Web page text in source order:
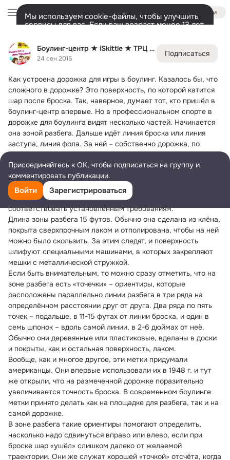
Боулинг-центр ★ iSkittle ★ ТРЦ "Малина"
24 сен 2015
Подписаться
Как устроена дорожка для игры в боулинг. Казалось бы, что
сложного в дорожке? Это поверхность, по которой катится
шар после броска. Так, наверное, думает тот, кто пришёл в
боулинг-центр впервые. Но в профессиональном спорте в
дорожке для боулинга видят несколько частей. Начинается
она зоной разбега. Дальше идёт линия броска или линия
заступа, линия фола. За ней – собственно дорожка, по
которой пускаются шары. Дойдя до конца, они попадают в
приёмник с кеглями и разбрасывают их. Разлетевшиеся
фигуры опять устанавливаются пинспоттером в приёмнике,
а сферы специальным устройством возвращаются на
площадку к игроку. Все части дорожки должны
соответствовать установленным требованиям.
Длина зоны разбега 15 футов. Обычно она сделана из клёна,
покрыта сверхпрочным лаком и отполирована, чтобы на ней
можно было скользить. За этим следят, и поверхность
шлифуют специальными машинами, в которых закрепляют
мешки с металлической стружкой.
Если быть внимательным, то можно сразу отметить, что на
зоне разбега есть «точечки» – ориентиры, которые
расположены параллельно линии разбега в три ряда на
определённом расстоянии друг от друга. Два ряда по пять
точек – подальше, в 11-15 футах от линии броска, и один в
семь шпонок – вдоль самой линии, в 2-6 дюймах от неё.
Обычно они деревянные или пластиковые, вделаны в доски
и покрыты, как и остальная поверхность, лаком.
Вообще, как и многое другое, эти метки придумали
американцы. Они впервые использовали их в 1948 г. и тут
же открыли, что на размеченной дорожке поразительно
увеличивается точность броска. В современном боулинге
метки принято делать как на площадке для разбега, так и на
самой дорожке.
В зоне разбега такие ориентиры помогают определить,
насколько надо сдвинуться вправо или влево, если при
броске шар «ушёл» слишком далеко от желаемой
траектории. Они же служат хорошей «точкой» отсчёта, когда
Войти
Мы используем cookie-файлы, чтобы улучшить
сервисы для вас. Если ваш возраст менее 13 лет,
представитель.
Разрешить все
Лента Участники 544 Ещё
Дополнительная
колонка
Всё299 Обсуждаемые
Присоединяйтесь к ОК, чтобы подписаться на группу и
комментировать публикации.
Войти Зарегистрироваться